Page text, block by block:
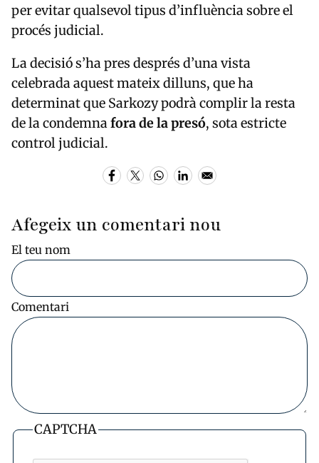
per evitar qualsevol tipus d’influència sobre el
procés judicial.
La decisió s’ha pres després d’una vista
celebrada aquest mateix dilluns, que ha
determinat que Sarkozy podrà complir la resta
de la condemnafora de la presó, sota estricte
control judicial.
Afegeix un comentari nou
El teu nom
Comentari
CAPTCHA